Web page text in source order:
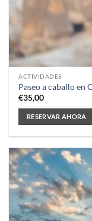
ACTIVIDADES
Paseo a caballo en
€35,00
RESERVAR AHORA